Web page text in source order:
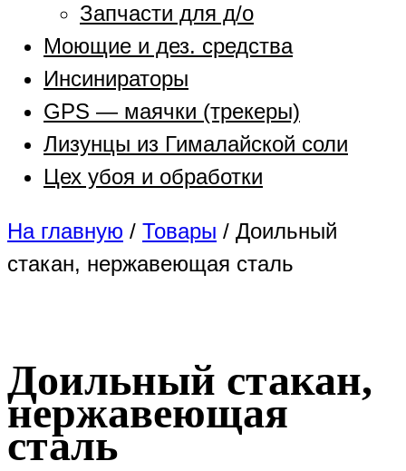
Запчасти для д/о
Моющие и дез. средства
Инсинираторы
GPS — маячки (трекеры)
Лизунцы из Гималайской соли
Цех убоя и обработки
На главную / Товары / Доильный
стакан, нержавеющая сталь
Доильный стакан,
нержавеющая
сталь